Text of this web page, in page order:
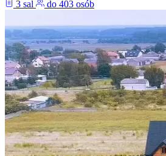
3 sal do 403 osób